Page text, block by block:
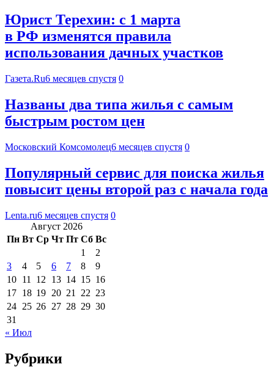
Юрист Терехин: с 1 марта
в РФ изменятся правила
использования дачных участков
Газета.Ru6 месяцев спустя 0
Названы два типа жилья с самым
быстрым ростом цен
Московский Комсомолец6 месяцев спустя 0
Популярный сервис для поиска жилья
повысит цены второй раз с начала года
Lenta.ru6 месяцев спустя 0
Август 2026
Пн Вт Ср Чт Пт Сб Вс
1
2
3
4 5 6 7 8
9
10 11 12 13 14 15 16
17 18 19 20 21 22 23
24 25 26 27 28 29 30
31
« Июл
Рубрики